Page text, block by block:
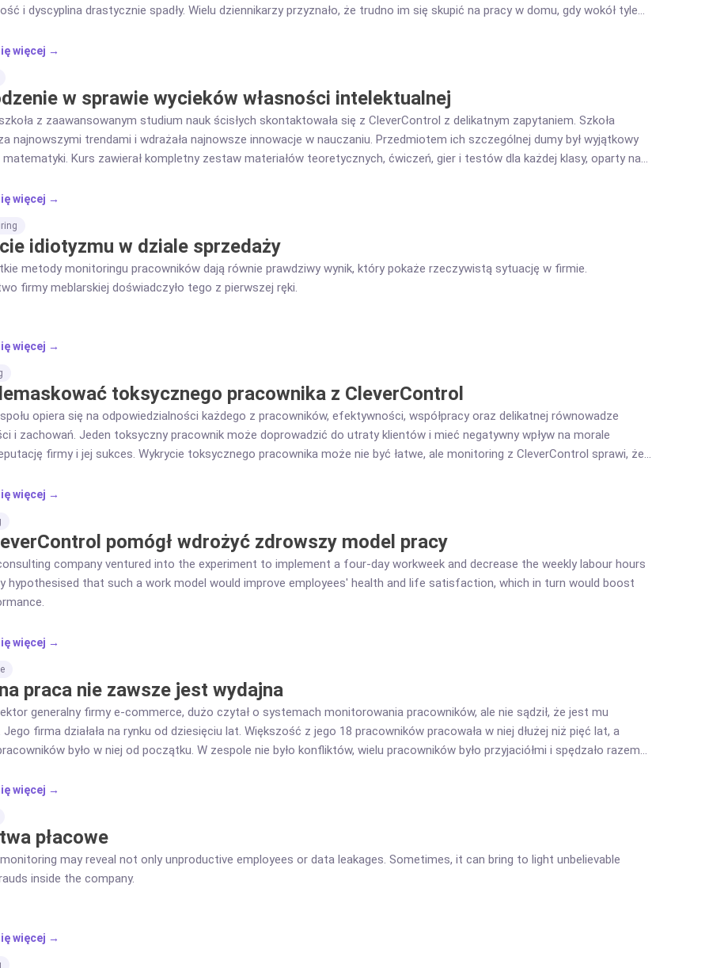
i dyscyplina drastycznie spadły. Wielu dziennikarzy przyznało, że trudno im się skupić na pracy w domu, gdy wokół tyle
chwilę i nie dotrzymywali terminów lub jakość ich tekstów była poniżej oczekiwań. Kierownictwo miało nadzieję
więcej →
w sprawie wycieków własności intelektualnej
z zaawansowanym studium nauk ścisłych skontaktowała się z CleverControl z delikatnym zapytaniem. Szkoła
najnowszymi trendami i wdrażała najnowsze innowacje w nauczaniu. Przedmiotem ich szczególnej dumy był wyjątkowy
Kurs zawierał kompletny zestaw materiałów teoretycznych, ćwiczeń, gier i testów dla każdej klasy, oparty na
nauką Matematyki. Do tego czasu inni pracownicy nie mogli udostępniać materiałów poza szkołą ani wykorzystywać
więcej →
idiotyzmu w dziale sprzedaży
metody monitoringu pracowników dają równie prawdziwy wynik, który pokaże rzeczywistą sytuację w firmie.
firmy meblarskiej doświadczyło tego z pierwszej ręki.
więcej →
toksycznego pracownika z CleverControl
opiera się na odpowiedzialności każdego z pracowników, efektywności, współpracy oraz delikatnej równowadze
i zachowań. Jeden toksyczny pracownik może doprowadzić do utraty klientów i mieć negatywny wpływ na morale
firmy i jej sukces. Wykrycie toksycznego pracownika może nie być łatwe, ale monitoring z CleverControl sprawi, że
więcej →
pomógł wdrożyć zdrowszy model pracy
company ventured into the experiment to implement a four-day workweek and decrease the weekly labour hours
hypothesised that such a work model would improve employees' health and life satisfaction, which in turn would boost
więcej →
praca nie zawsze jest wydajna
generalny firmy e-commerce, dużo czytał o systemach monitorowania pracowników, ale nie sądził, że jest mu
firma działała na rynku od dziesięciu lat. Większość z jego 18 pracowników pracowała w niej dłużej niż pięć lat, a
było w niej od początku. W zespole nie było konfliktów, wielu pracowników było przyjaciółmi i spędzało razem
więcej →
płacowe
may reveal not only unproductive employees or data leakages. Sometimes, it can bring to light unbelievable
inside the company.
więcej →